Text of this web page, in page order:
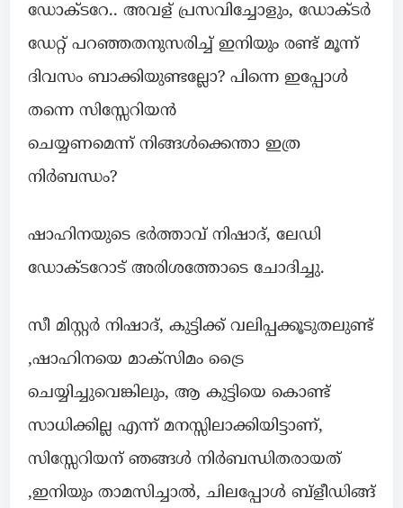
ഡോക്ടറേ.. അവള് പ്രസവിച്ചോളും, ഡോക്ടർ
ഡേറ്റ് പറഞ്ഞതനുസരിച്ച് ഇനിയും രണ്ട് മൂന്ന്
ദിവസം ബാക്കിയുണ്ടല്ലോ? പിന്നെ ഇപ്പോൾ
തന്നെ സിസ്സേറിയൻ
ചെയ്യണമെന്ന് നിങ്ങൾക്കെന്താ ഇത്ര
നിർബന്ധം?
ഷാഹിനയുടെ ഭർത്താവ് നിഷാദ്, ലേഡി
ഡോക്ടറോട് അരിശത്തോടെ ചോദിച്ചു.
സീ മിസ്റ്റർ നിഷാദ്, കുട്ടിക്ക് വലിപ്പക്കൂടുതലുണ്ട്
,ഷാഹിനയെ മാക്സിമം ട്രൈ
ചെയ്യിച്ചുവെങ്കിലും, ആ കുട്ടിയെ കൊണ്ട്
സാധിക്കില്ല എന്ന് മനസ്സിലാക്കിയിട്ടാണ്,
സിസ്സേറിയന് ഞങ്ങൾ നിർബന്ധിതരായത്
,ഇനിയും താമസിച്ചാൽ, ചിലപ്പോൾ ബ്ളീഡിങ്ങ്